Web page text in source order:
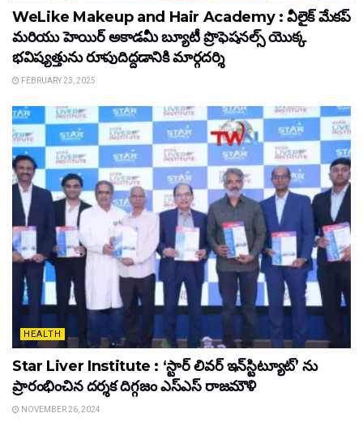
WeLike Makeup and Hair Academy : వీలైక్ మేకప్
మరియు హెయిర్ అకాడమీ బ్యూటీ ప్రొఫెషనల్స్ యొక్క
భవిష్యత్తును రూపుదిద్దడానికి మార్గదర్శి
FEBRUARY 23, 2025
HEALTH
Star Liver Institute : ‘స్టార్ లివర్ ఇన్‌స్టిట్యూట్’ ను
ప్రారంభించిన ద‌ర్శ‌క దిగ్గ‌జం ఎస్ఎస్ రాజ‌మౌళి
NOVEMBER 26, 2024